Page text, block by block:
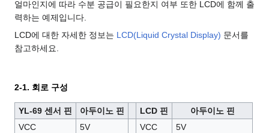
얼마인지에 따라 수분 공급이 필요한지 여부 또한 LCD에 함께 출
력하는 예제입니다.
LCD에 대한 자세한 정보는 LCD(Liquid Crystal Display) 문서를
참고하세요.
2-1. 회로 구성
YL-69 센서 핀 아두이노 핀 LCD 핀
아두이노 핀
VCC
5V VCC
5V